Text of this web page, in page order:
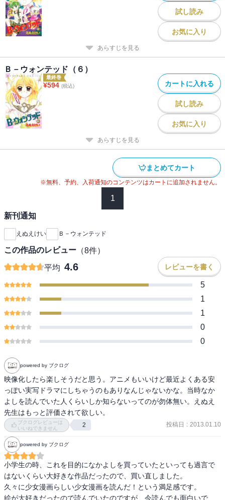
試し読み
お気に入り
あらすじを見る
Ｂ－ウォンテッド（６）
最終巻
¥594 (税込) カートに入れる
試し読み
お気に入り
あらすじを見る
まとめてカート
※無料、予約、入荷通知のコンテンツはカートに追加されません。
1
新刊通知
えぬえけい Ｂ－ウォンテッド
この作品のレビュー （8件）
平均 4.6 レビューを書く
5
1
1
0
0
powered by ブクログ
映像化したら楽しそうだと思う。アニメもいいけど最近よくある安
っぽい実写ドラマにしちゃうのもありなんじゃないかな。当時なか
よしを読んでいた人くらいしか知らないってのが勿体無い。えぬえ
先生はもっと評価されて欲しい。
ブクログレビューは
いいねできません
2 投稿日 : 2013.01.10
powered by ブクログ
小学生の時、これを目的になかよしを買っていたといっても過言で
はないくらい大好きな作品だったので、買い直しました。
久々に少女漫画らしい少女漫画を読んだ！という満足感です。
絵が大好きだったので読んでいたのですが、今読んでも面白いで